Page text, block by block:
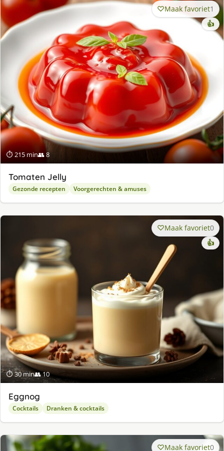
⏱ 215 min👥 8
Maak favoriet1
👍
Tomaten Jelly
Gezonde recepten Voorgerechten & amuses
⏱ 30 min👥 10
Maak favoriet0
👍
Eggnog
Cocktails Dranken & cocktails
Maak favoriet0